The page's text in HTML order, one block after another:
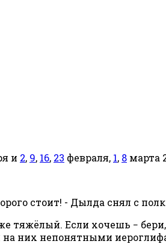
и 2, 9, 16, 23 февраля, 1, 8 марта
стоит! - Дылда снял с
тяжёлый. Если хочешь −
них непонятными